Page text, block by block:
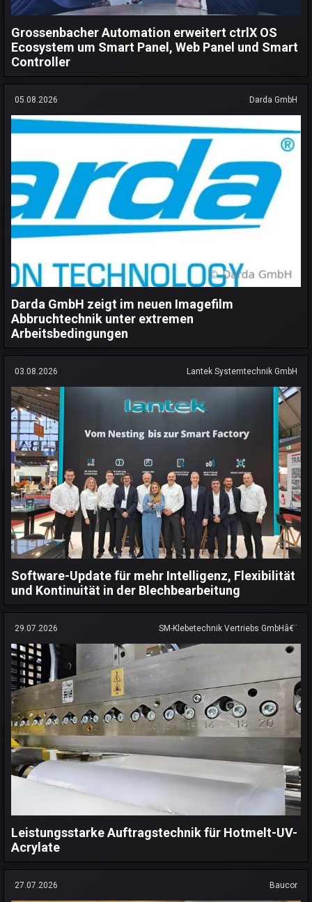
Grossenbacher Automation erweitert ctrlX OS
Ecosystem um Smart Panel, Web Panel und Smart
Controller
05.08.2026 Darda GmbH
Darda GmbH zeigt im neuen Imagefilm
Abbruchtechnik unter extremen
Arbeitsbedingungen
03.08.2026 Lantek Systemtechnik GmbH
Software-Update für mehr Intelligenz, Flexibilität
und Kontinuität in der Blechbearbeitung
29.07.2026 SM-Klebetechnik Vertriebs GmbHâ€¨
Leistungsstarke Auftragstechnik für Hotmelt-UV-
Acrylate
27.07.2026 Baucor